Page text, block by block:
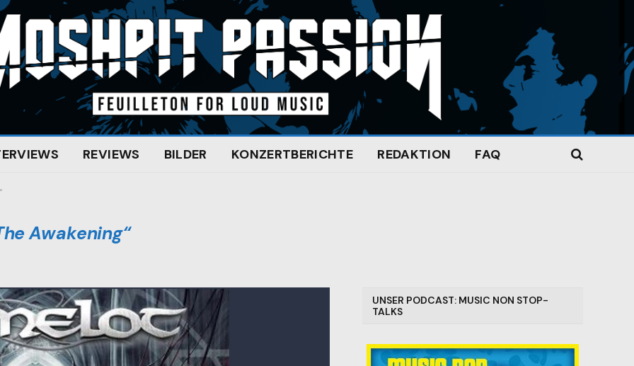
REVIEWS BILDER KONZERTBERICHTE REDAKTION FAQ
Awakening“
UNSER PODCAST: MUSIC NON STOP-
TALKS